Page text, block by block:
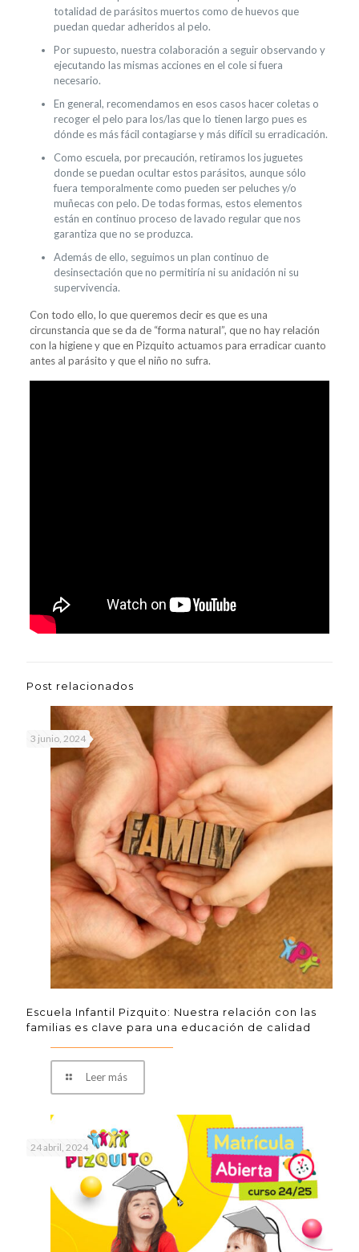
totalidad de parásitos muertos como de huevos que
puedan quedar adheridos al pelo.
Por supuesto, nuestra colaboración a seguir observando y
ejecutando las mismas acciones en el cole si fuera
necesario.
En general, recomendamos en esos casos hacer coletas o
recoger el pelo para los/las que lo tienen largo pues es
dónde es más fácil contagiarse y más difícil su erradicación.
Como escuela, por precaución, retiramos los juguetes
donde se puedan ocultar estos parásitos, aunque sólo
fuera temporalmente como pueden ser peluches y/o
muñecas con pelo. De todas formas, estos elementos
están en continuo proceso de lavado regular que nos
garantiza que no se produzca.
Además de ello, seguimos un plan continuo de
desinsectación que no permitiría ni su anidación ni su
supervivencia.
Con todo ello, lo que queremos decir es que es una
circunstancia que se da de “forma natural”, que no hay relación
con la higiene y que en Pizquito actuamos para erradicar cuanto
antes al parásito y que el niño no sufra.
Post relacionados
3 junio, 2024
Escuela Infantil Pizquito: Nuestra relación con las
familias es clave para una educación de calidad
Leer más
24 abril, 2024